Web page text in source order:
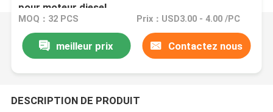
pour moteur diesel
MOQ：32 PCS Prix：USD3.00 - 4.00 /PC
meilleur prix Contactez nous
DESCRIPTION DE PRODUIT